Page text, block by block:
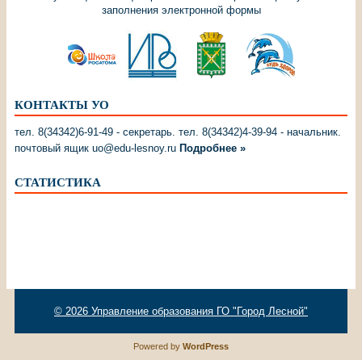
заполнения электронной формы
КОНТАКТЫ УО
тел. 8(34342)6-91-49 - секретарь. тел. 8(34342)4-39-94 - начальник.
почтовый ящик uo@edu-lesnoy.ru Подробнее »
СТАТИСТИКА
© 2026 Управление образования ГО "Город Лесной"
Powered by WordPress